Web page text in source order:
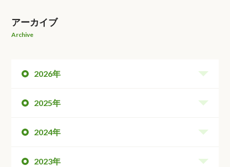
アーカイブ
Archive
2026年
2025年
2024年
2023年